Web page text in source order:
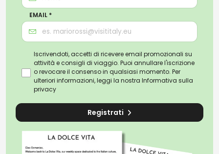
EMAIL *
Iscrivendoti, accetti di ricevere email promozionali su
attività e consigli di viaggio. Puoi annullare l'iscrizione
o revocare il consenso in qualsiasi momento. Per
ulteriori informazioni, leggi la nostra Informativa sulla
privacy
Registrati